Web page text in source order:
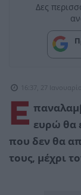
Δες
16:37, 27
Ε ευρώ θα
που δεν θα
τους, μέχρι